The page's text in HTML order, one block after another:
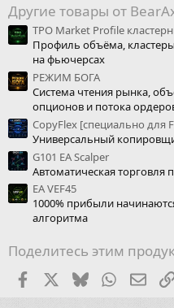
Другие товары от
TPO Market Profile
Профиль объёма,
на фьючерсах
РЕЖИМ БОГА
Система чтения рынка,
опционов и потока
CopyFlex [специально для
Универсальный
G101 EA Scalper
Автоматическая торговля
EA VEF45
1000% прибыли
алгоритма
Поделитесь этим
FacebookX (Twitter)
BlueskyWhatsApp